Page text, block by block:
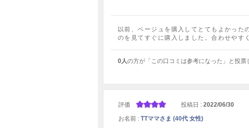
以前、ベージュを購入してとてもよかった
のを見てすぐに購入しました。合わせやす
0人の方が「この口コミは参考になった」と投票
評価 投稿日 : 2022/06/30
お名前 : TTママさま (40代 女性)